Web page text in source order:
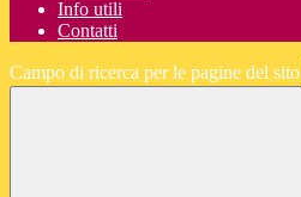
Info utili
Contatti
Campo di ricerca per le pagine del sito